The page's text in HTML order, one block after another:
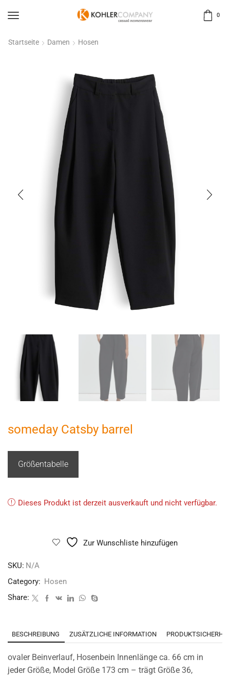
0
Startseite Damen Hosen
someday Catsby barrel
Größentabelle
Dieses Produkt ist derzeit ausverkauft und nicht verfügbar.
Zur Wunschliste hinzufügen
SKU: N/A
Category: Hosen
Share:
BESCHREIBUNG ZUSÄTZLICHE INFORMATION
ovaler Beinverlauf, Hosenbein Innenlänge ca. 66 cm in
jeder Größe, Model Größe 173 cm – trägt Größe 36,